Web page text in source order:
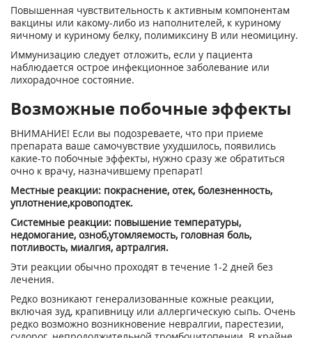
Повышенная чувствительность к активным компонентам
вакцины или какому-либо из наполнителей, к куриному
яичному и куриному белку, полимиксину В или неомицину.
Иммунизацию следует отложить, если у пациента
наблюдается острое инфекционное заболевание или
лихорадочное состояние.
Возможные побочные эффекты
ВНИМАНИЕ! Если вы подозреваете, что при приеме
препарата ваше самочувствие ухудшилось, появились
какие-то побочные эффекты, нужно сразу же обратиться
очно к врачу, назначившему препарат!
Местные реакции: покраснение, отек, болезненность,
уплотнение,кровоподтек.
Системные реакции: повышение температуры,
недомогание, озноб,утомляемость, головная боль,
потливость, миалгия, артралгия.
Эти реакции обычно проходят в течение 1-2 дней без
лечения.
Редко возникают генерализованные кожные реакции,
включая зуд, крапивницу или аллергическую сыпь. Очень
редко возможно возникновение невралгии, парестезии,